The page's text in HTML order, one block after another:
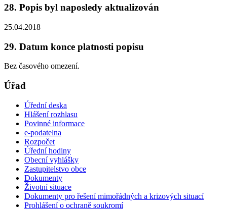
28. Popis byl naposledy aktualizován
25.04.2018
29. Datum konce platnosti popisu
Bez časového omezení.
Úřad
Úřední deska
Hlášení rozhlasu
Povinné informace
e-podatelna
Rozpočet
Úřední hodiny
Obecní vyhlášky
Zastupitelstvo obce
Dokumenty
Životní situace
Dokumenty pro řešení mimořádných a krizových situací
Prohlášení o ochraně soukromí